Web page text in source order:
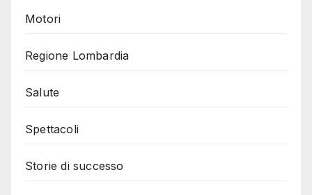
Motori
Regione Lombardia
Salute
Spettacoli
Storie di successo